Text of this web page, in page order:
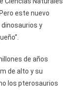
este nuevo
y
de años
de alto y su
los pterosaurios